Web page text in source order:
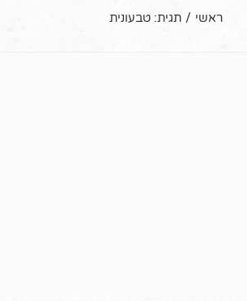
ראשי / תגית: טבעונית